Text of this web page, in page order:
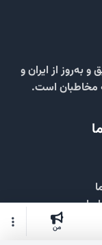
من
به‌روز از ایران و
مخاطبان است.
ما